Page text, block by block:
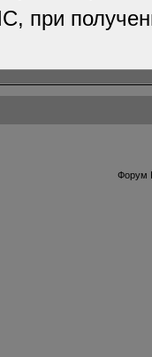
при
Форум